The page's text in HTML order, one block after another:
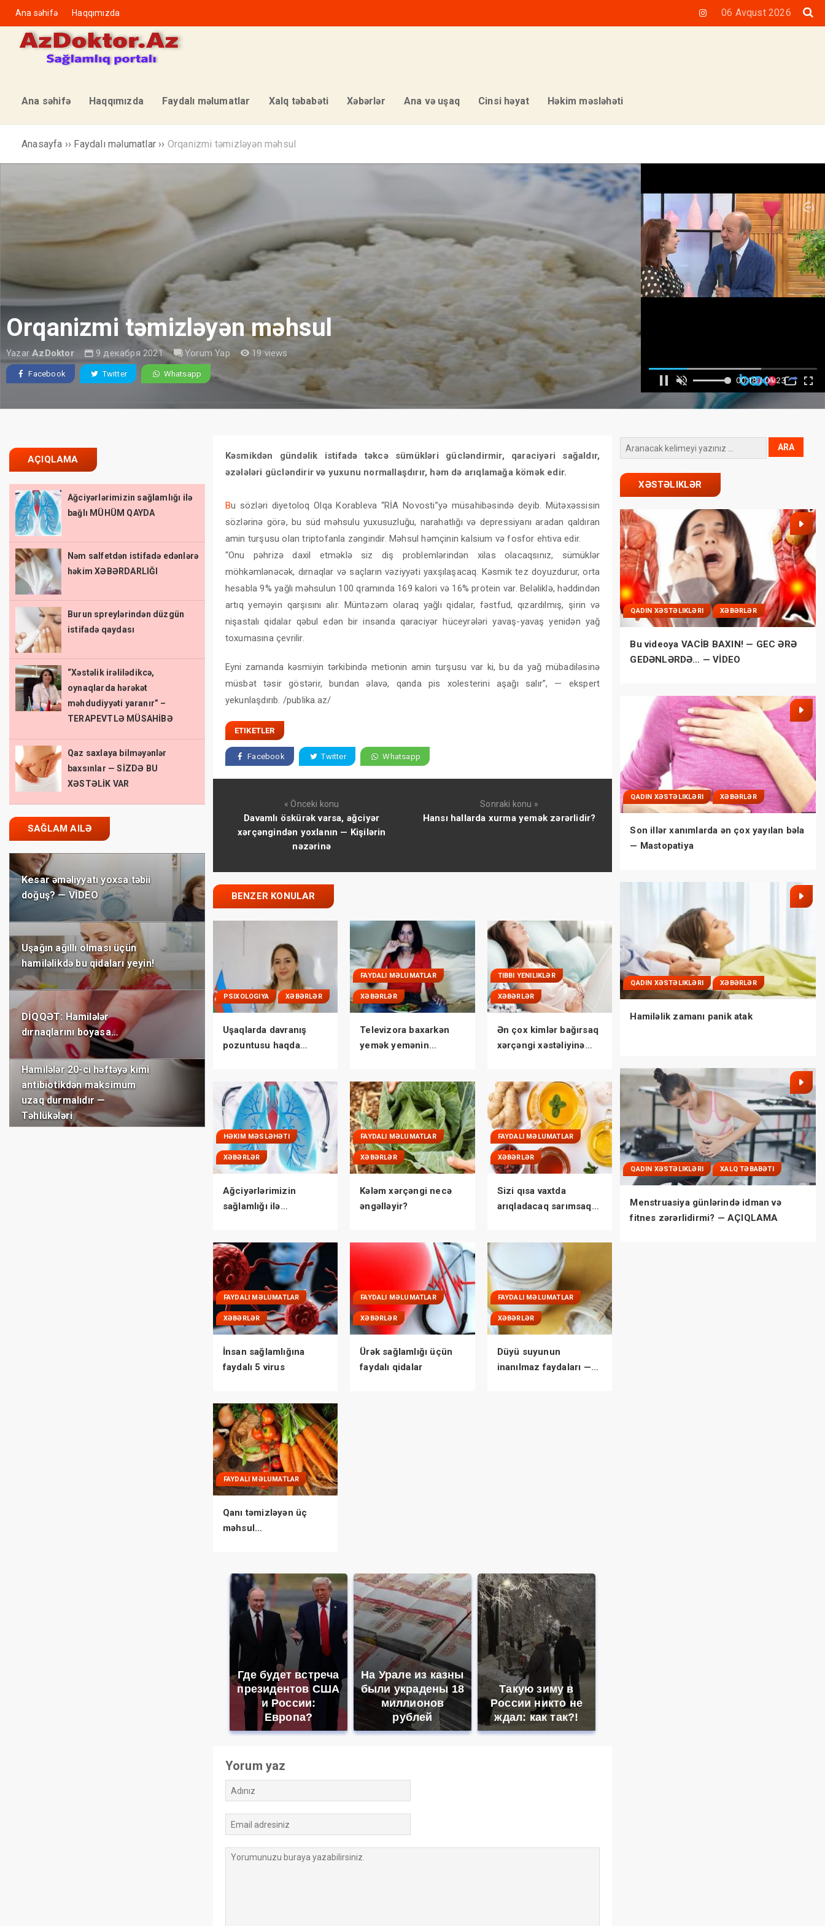
06 Avqust 2026
Ana səhifə Haqqımızda
Ana səhifə Haqqımızda Faydalı məlumatlar Xalq təbabəti Xəbərlər Ana və uşaq Cinsi həyat Həkim məsləhəti
Anasayfa ›› Faydalı məlumatlar ›› Orqanizmi təmizləyən məhsul
Orqanizmi təmizləyən məhsul
YazarAzDoktor 9 декабря 2021 Yorum Yap 19 views
Facebook Twitter Whatsapp
AÇIQLAMA
Ağciyərlərimizin sağlamlığı ilə
bağlı MÜHÜM QAYDA
Nəm salfetdən istifadə edənlərə
həkim XƏBƏRDARLIĞI
Burun spreylərindən düzgün
istifadə qaydası
“Xəstəlik irəlilədikcə,
oynaqlarda hərəkət
məhdudiyyəti yaranır” –
TERAPEVTLƏ MÜSAHİBƏ
Qaz saxlaya bilməyənlər
baxsınlar — SİZDƏ BU
XƏSTƏLİK VAR
SAĞLAM AILƏ
Kesar əməliyyatı yoxsa təbii
doğuş? — VİDEO
Uşağın ağıllı olması üçün
hamiləlikdə bu qidaları yeyin!
DİQQƏT: Hamilələr
dırnaqlarını boyasa…
Hamilələr 20-ci həftəyə kimi
antibiotikdən maksimum
uzaq durmalıdır —
Təhlükələri
Kəsmikdən gündəlik istifadə təkcə sümükləri gücləndirmir, qaraciyəri sağaldır,
əzələləri gücləndirir və yuxunu normallaşdırır, həm də arıqlamağa kömək edir.
Bu sözləri diyetoloq Olqa Korableva “RİA Novosti”yə müsahibəsində deyib. Mütəxəssisin
sözlərinə görə, bu süd məhsulu yuxusuzluğu, narahatlığı və depressiyanı aradan qaldıran
amin turşusu olan triptofanla zəngindir. Məhsul həmçinin kalsium və fosfor ehtiva edir.
“Onu pəhrizə daxil etməklə siz diş problemlərindən xilas olacaqsınız, sümüklər
möhkəmlənəcək, dırnaqlar və saçların vəziyyəti yaxşılaşacaq. Kəsmik tez doyuzdurur, orta
hesabla 9% yağlı məhsulun 100 qramında 169 kalori və 16% protein var. Beləliklə, həddindən
artıq yeməyin qarşısını alır. Müntəzəm olaraq yağlı qidalar, fəstfud, qızardılmış, şirin və
nişastalı qidalar qəbul edən bir insanda qaraciyər hüceyrələri yavaş-yavaş yenidən yağ
toxumasına çevrilir.
Eyni zamanda kəsmiyin tərkibində metionin amin turşusu var ki, bu da yağ mübadiləsinə
müsbət təsir göstərir, bundan əlavə, qanda pis xolesterini aşağı salır”, — ekspert
yekunlaşdırıb. /publika.az/
ETIKETLER
Facebook Twitter Whatsapp
« Önceki konu
Davamlı öskürək varsa, ağciyər
xərçəngindən yoxlanın — Kişilərin
nəzərinə
Sonraki konu »
Hansı hallarda xurma yemək zərərlidir?
BENZER KONULAR
PSIXOLOGIYA XƏBƏRLƏR
Uşaqlarda davranış
pozuntusu haqda
FAYDALI MƏLUMATLAR
XƏBƏRLƏR
Televizora baxarkən
yemək yemənin
TIBBI YENILIKLƏR
XƏBƏRLƏR
Ən çox kimlər bağırsaq
xərçəngi xəstəliyinə
HƏKIM MƏSLƏHƏTI
XƏBƏRLƏR
Ağciyərlərimizin
sağlamlığı ilə
FAYDALI MƏLUMATLAR
XƏBƏRLƏR
Kələm xərçəngi necə
əngəlləyir?
FAYDALI MƏLUMATLAR
XƏBƏRLƏR
Sizi qısa vaxtda
arıqladacaq sarımsaq
FAYDALI MƏLUMATLAR
XƏBƏRLƏR
İnsan sağlamlığına
faydalı 5 virus
FAYDALI MƏLUMATLAR
XƏBƏRLƏR
Ürək sağlamlığı üçün
faydalı qidalar
FAYDALI MƏLUMATLAR
XƏBƏRLƏR
Düyü suyunun
inanılmaz faydaları —
FAYDALI MƏLUMATLAR
Qanı təmizləyən üç
məhsul…
Где будет встреча
президентов США
и России:
Европа?
На Урале из казны
были украдены 18
миллионов
рублей
Такую зиму в
России никто не
ждал: как так?!
Yorum yaz
XƏSTƏLIKLƏR
QADIN XƏSTƏLIKLƏRI XƏBƏRLƏR
Bu videoya VACİB BAXIN! — GEC ƏRƏ
GEDƏNLƏRDƏ… — VİDEO
QADIN XƏSTƏLIKLƏRI XƏBƏRLƏR
Son illər xanımlarda ən çox yayılan bəla
— Mastopatiya
QADIN XƏSTƏLIKLƏRI XƏBƏRLƏR
Hamiləlik zamanı panik atak
QADIN XƏSTƏLIKLƏRI XALQ TƏBABƏTI
Menstruasiya günlərində idman və
fitnes zərərlidirmi? — AÇIQLAMA